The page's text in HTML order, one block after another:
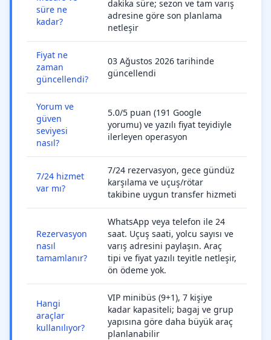
süre ne
kadar?
dakika süre; sezon ve tam varış
adresine göre son planlama
netleşir
Fiyat ne
zaman
güncellendi?
03 Ağustos 2026 tarihinde
güncellendi
Yorum ve
güven
seviyesi
nasıl?
5.0/5 puan (191 Google
yorumu) ve yazılı fiyat teyidiyle
ilerleyen operasyon
7/24 hizmet
var mı?
7/24 rezervasyon, gece gündüz
karşılama ve uçuş/rötar
takibine uygun transfer hizmeti
Rezervasyon
nasıl
tamamlanır?
WhatsApp veya telefon ile 24
saat. Uçuş saati, yolcu sayısı ve
varış adresini paylaşın. Araç
tipi ve fiyat yazılı teyitle netleşir,
ön ödeme yok.
Hangi
araçlar
kullanılıyor?
VIP minibüs (9+1), 7 kişiye
kadar kapasiteli; bagaj ve grup
yapısına göre daha büyük araç
planlanabilir